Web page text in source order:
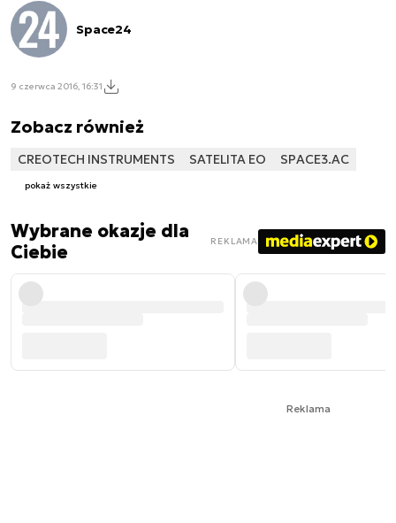
Space24
9 czerwca 2016, 16:31
Zobacz również
CREOTECH INSTRUMENTS SATELITA EO SPACE3.AC
pokaż wszystkie
Wybrane okazje dla
Ciebie
REKLAMA
Reklama